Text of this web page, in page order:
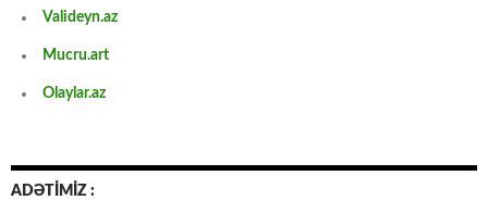
Valideyn.az
Mucru.art
Olaylar.az
ADƏTİMİZ :